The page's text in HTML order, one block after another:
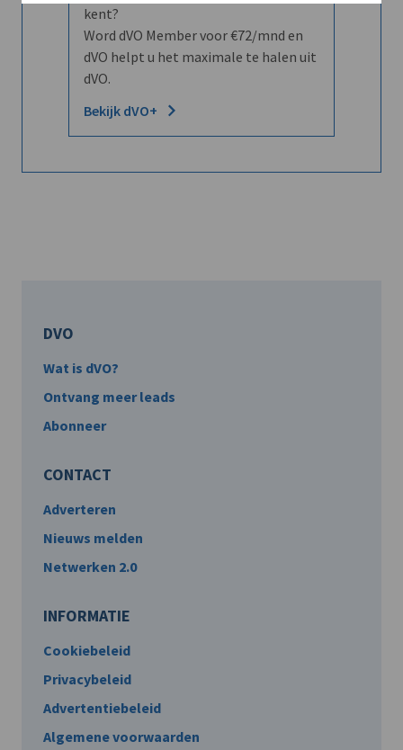
kent?
Word dVO Member voor €72/mnd en
dVO helpt u het maximale te halen uit
dVO.
Bekijk dVO+
DVO
Wat is dVO?
Ontvang meer leads
Abonneer
CONTACT
Adverteren
Nieuws melden
Netwerken 2.0
INFORMATIE
Cookiebeleid
Privacybeleid
Advertentiebeleid
Algemene voorwaarden